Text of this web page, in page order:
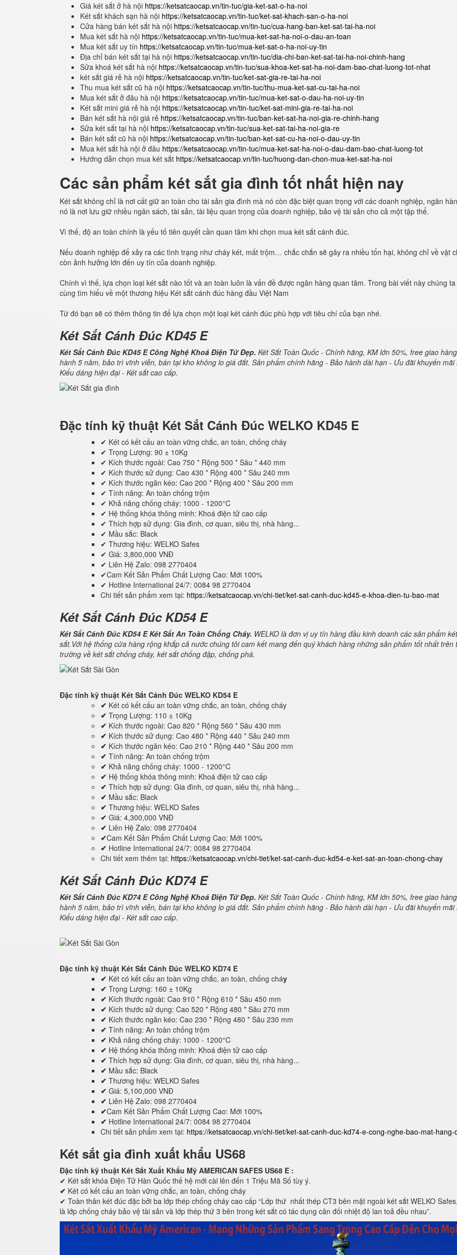
Giá két sắt ở hà nội https://ketsatcaocap.vn/tin-tuc/gia-ket-sat-o-ha-noi
Két sắt khách sạn hà nội https://ketsatcaocap.vn/tin-tuc/ket-sat-khach-san-o-ha-noi
Cửa hàng bán két sắt hà nội https://ketsatcaocap.vn/tin-tuc/cua-hang-ban-ket-sat-tai-ha-noi
Mua két sắt hà nội https://ketsatcaocap.vn/tin-tuc/mua-ket-sat-ha-noi-o-dau-an-toan
Mua két sắt uy tín https://ketsatcaocap.vn/tin-tuc/mua-ket-sat-o-ha-noi-uy-tin
Địa chỉ bán két sắt tại hà nội https://ketsatcaocap.vn/tin-tuc/dia-chi-ban-ket-sat-tai-ha-noi-chinh-hang
Sửa khoá két sắt hà nội https://ketsatcaocap.vn/tin-tuc/sua-khoa-ket-sat-ha-noi-dam-bao-chat-luong-tot-nhat
két sắt giá rẻ hà nội https://ketsatcaocap.vn/tin-tuc/ket-sat-gia-re-tai-ha-noi
Thu mua két sắt cũ hà nội https://ketsatcaocap.vn/tin-tuc/thu-mua-ket-sat-cu-tai-ha-noi
Mua két sắt ở đâu hà nội https://ketsatcaocap.vn/tin-tuc/mua-ket-sat-o-dau-ha-noi-uy-tin
Két sắt mini giá rẻ hà nội https://ketsatcaocap.vn/tin-tuc/ket-sat-mini-gia-re-tai-ha-noi
Bán két sắt hà nội giá rẻ https://ketsatcaocap.vn/tin-tuc/ban-ket-sat-ha-noi-gia-re-chinh-hang
Sửa két sắt tại hà nội https://ketsatcaocap.vn/tin-tuc/sua-ket-sat-tai-ha-noi-gia-re
Bán két sắt cũ hà nội https://ketsatcaocap.vn/tin-tuc/ban-ket-sat-cu-ha-noi-o-dau-uy-tin
Mua két sắt hà nội ở đâu https://ketsatcaocap.vn/tin-tuc/mua-ket-sat-ha-noi-o-dau-dam-bao-chat-luong-tot
Hướng dẫn chọn mua két sắt https://ketsatcaocap.vn/tin-tuc/huong-dan-chon-mua-ket-sat-ha-noi
Các sản phẩm két sắt gia đình tốt nhất hiện nay
Két sắt không chỉ là nơi cất giữ an toàn cho tài sản gia đình mà nó còn đặc biệt quan trọng với các doanh nghiệp, ngân
nó là nơi lưu giữ nhiều ngân sách, tài sản, tài liệu quan trọng của doanh nghiệp, bảo vệ tài sản cho cả một tập thể.
Vì thế, độ an toàn chính là yếu tố tiên quyết cần quan tâm khi chọn mua két sắt cánh đúc.
Nếu doanh nghiệp để xảy ra các tình trạng như cháy két, mất trộm… chắc chắn sẽ gây ra nhiều tổn hại, không chỉ về vật
còn ảnh hưởng lớn đến uy tín của doanh nghiệp.
Chính vì thế, lựa chọn loại két sắt nào tốt và an toàn luôn là vấn đề được ngân hàng quan tâm. Trong bài viết này chúng
cùng tìm hiểu về một thương hiệu Két sắt cánh đúc hàng đầu Việt Nam
Từ đó bạn sẽ có thêm thông tin để lựa chọn một loại két cánh đúc phù hợp với tiêu chí của bạn nhé.
Két Sắt Cánh Đúc KD45 E
Két Sắt Cánh Đúc KD45 E Công Nghệ Khoá Điện Tử Đẹp. Két Sắt Toàn Quốc - Chính hãng, KM lớn 50%, free giao
hành 5 năm, bảo trì vĩnh viễn, bán tại kho không lo giá đắt. Sản phẩm chính hãng - Bảo hành dài hạn - Ưu đãi khuyến mãi
Kiểu dáng hiện đại - Két sắt cao cấp.
Đặc tính kỹ thuật Két Sắt Cánh Đúc WELKO KD45 E
✔ Két có kết cấu an toàn vững chắc, an toàn, chống cháy
✔ Trọng Lượng: 90 ± 10Kg
✔ Kích thước ngoài: Cao 750 * Rộng 500 * Sâu * 440 mm
✔ Kích thước sử dụng: Cao 430 * Rộng 400 * Sâu 240 mm
✔ Kích thước ngăn kéo: Cao 200 * Rộng 400 * Sâu 200 mm
✔ Tính năng: An toàn chống trộm
✔ Khả năng chống cháy: 1000 - 1200°C
✔ Hệ thống khóa thông minh: Khoá điện tử cao cấp
✔ Thích hợp sử dụng: Gia đình, cơ quan, siêu thị, nhà hàng...
✔ Mầu sắc: Black
✔ Thương hiệu: WELKO Safes
✔ Giá: 3,800,000 VNĐ
✔ Liên Hệ Zalo: 098 2770404
✔Cam Kết Sản Phẩm Chất Lượng Cao: Mới 100%
✔ Hotline International 24/7: 0084 98 2770404
Chi tiết sản phẩm xem tại: https://ketsatcaocap.vn/chi-tiet/ket-sat-canh-duc-kd45-e-khoa-dien-tu-bao-mat
Két Sắt Cánh Đúc KD54 E
Két Sắt Cánh Đúc KD54 E Két Sắt An Toàn Chống Cháy. WELKO là đơn vị uy tín hàng đầu kinh doanh các sản phẩm két
sắt.Với hệ thống cửa hàng rộng khắp cả nước chúng tôi cam kết mang đến quý khách hàng những sản phẩm tốt nhất trên
trường về két sắt chống cháy, két sắt chống đập, chống phá.
Đặc tính kỹ thuật Két Sắt Cánh Đúc WELKO KD54 E
✔ Két có kết cấu an toàn vững chắc, an toàn, chống cháy
✔ Trọng Lượng: 110 ± 10Kg
✔ Kích thước ngoài: Cao 820 * Rộng 560 * Sâu 430 mm
✔ Kích thước sử dụng: Cao 480 * Rộng 440 * Sâu 240 mm
✔ Kích thước ngăn kéo: Cao 210 * Rộng 440 * Sâu 200 mm
✔ Tính năng: An toàn chống trộm
✔ Khả năng chống cháy: 1000 - 1200°C
✔ Hệ thống khóa thông minh: Khoá điện tử cao cấp
✔ Thích hợp sử dụng: Gia đình, cơ quan, siêu thị, nhà hàng...
✔ Mầu sắc: Black
✔ Thương hiệu: WELKO Safes
✔ Giá: 4,300,000 VNĐ
✔ Liên Hệ Zalo: 098 2770404
✔Cam Kết Sản Phẩm Chất Lượng Cao: Mới 100%
✔ Hotline International 24/7: 0084 98 2770404
Chi tiết xem thêm tại: https://ketsatcaocap.vn/chi-tiet/ket-sat-canh-duc-kd54-e-ket-sat-an-toan-chong-chay
Két Sắt Cánh Đúc KD74 E
Két Sắt Cánh Đúc KD74 E Công Nghệ Khoá Điện Tử Đẹp. Két Sắt Toàn Quốc - Chính hãng, KM lớn 50%, free giao
hành 5 năm, bảo trì vĩnh viễn, bán tại kho không lo giá đắt. Sản phẩm chính hãng - Bảo hành dài hạn - Ưu đãi khuyến mãi
Kiểu dáng hiện đại - Két sắt cao cấp.
Đặc tính kỹ thuật Két Sắt Cánh Đúc WELKO KD74 E
✔ Két có kết cấu an toàn vững chắc, an toàn, chống cháy
✔ Trọng Lượng: 160 ± 10Kg
✔ Kích thước ngoài: Cao 910 * Rộng 610 * Sâu 450 mm
✔ Kích thước sử dụng: Cao 520 * Rộng 480 * Sâu 270 mm
✔ Kích thước ngăn kéo: Cao 230 * Rộng 480 * Sâu 230 mm
✔ Tính năng: An toàn chống trộm
✔ Khả năng chống cháy: 1000 - 1200°C
✔ Hệ thống khóa thông minh: Khoá điện tử cao cấp
✔ Thích hợp sử dụng: Gia đình, cơ quan, siêu thị, nhà hàng...
✔ Mầu sắc: Black
✔ Thương hiệu: WELKO Safes
✔ Giá: 5,100,000 VNĐ
✔ Liên Hệ Zalo: 098 2770404
✔Cam Kết Sản Phẩm Chất Lượng Cao: Mới 100%
✔ Hotline International 24/7: 0084 98 2770404
Chi tiết sản phẩm xem tại: https://ketsatcaocap.vn/chi-tiet/ket-sat-canh-duc-kd74-e-cong-nghe-bao-mat-hang-
Két sắt gia đình xuất khẩu US68
Đặc tính kỹ thuật Két Sắt Xuất Khẩu Mỹ AMERICAN SAFES US68 E :
✔ Két sắt khóa Điện Tử Hàn Quốc thế hệ mới cài lên đến 1 Triệu Mã Số tùy ý.
✔ Két có kết cấu an toàn vững chắc, an toàn, chống cháy
✔ Toàn thân két đúc đặc bởi ba lớp thép chống cháy cao cấp “Lớp thứ nhất thép CT3 bên mặt ngoài két sắt WELKO
là lớp chống cháy bảo vệ tài sản và lớp thép thứ 3 bên trong két sắt có tác dụng cân đối nhiệt độ lan toả đều nhau”.